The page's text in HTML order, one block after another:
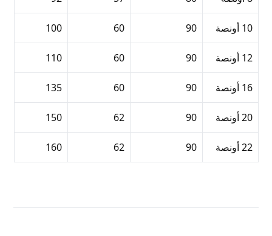
10 أونصة 90
60
100
12 أونصة 90
60
110
16 أونصة 90
60
135
20 أونصة 90
62
150
22 أونصة 90
62
160